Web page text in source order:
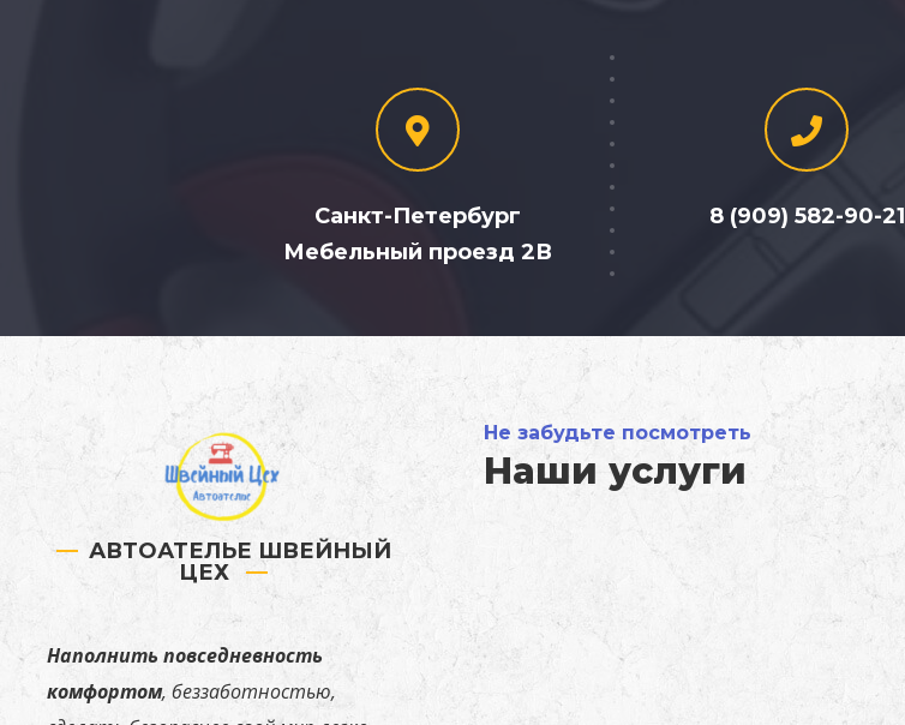
Санкт-Петербург
Мебельный проезд 2В
8 (909) 582-90-21
АВТОАТЕЛЬЕ ШВЕЙНЫЙ
ЦЕХ
Наполнить повседневность
комфортом, беззаботностью,
Не забудьте посмотреть
Наши услуги